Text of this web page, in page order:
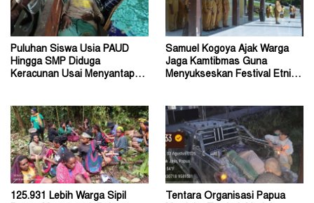
Puluhan Siswa Usia PAUD
Hingga SMP Diduga
Keracunan Usai Menyantap
Samuel Kogoya Ajak Warga
Jaga Kamtibmas Guna
Menyukseskan Festival Etnik
125.931 Lebih Warga Sipil
Tentara Organisasi Papua